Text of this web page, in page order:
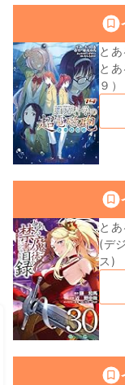
と
とあ
９
と
(デ
ス)